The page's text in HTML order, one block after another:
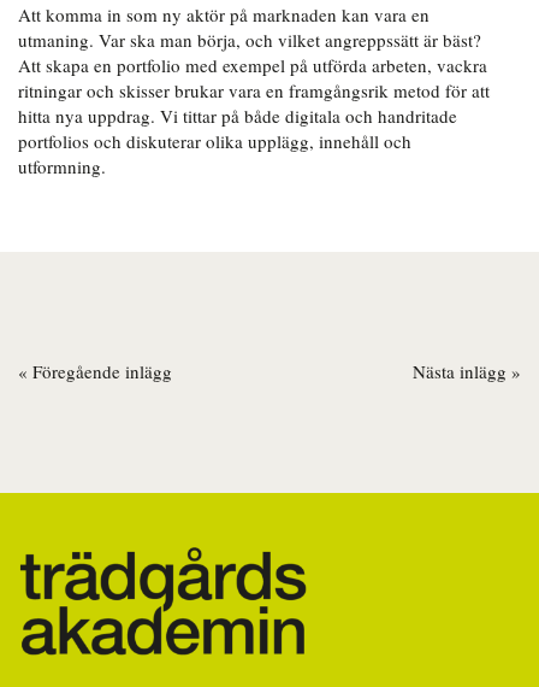
Att komma in som ny aktör på marknaden kan vara en
utmaning. Var ska man börja, och vilket angreppssätt är bäst?
Att skapa en portfolio med exempel på utförda arbeten, vackra
ritningar och skisser brukar vara en framgångsrik metod för att
hitta nya uppdrag. Vi tittar på både digitala och handritade
portfolios och diskuterar olika upplägg, innehåll och
utformning.
« Föregående inlägg Nästa inlägg »